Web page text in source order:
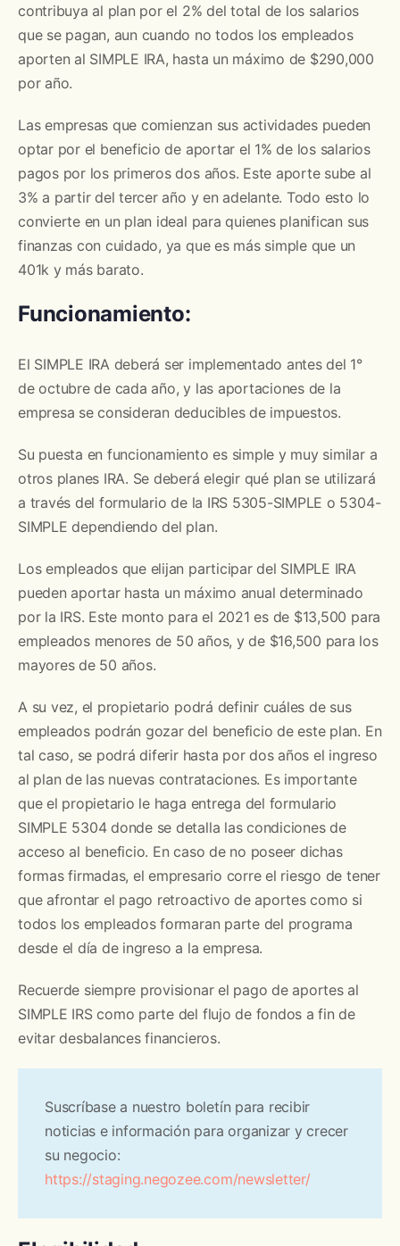
contribuya al plan por el 2% del total de los salarios
que se pagan, aun cuando no todos los empleados
aporten al SIMPLE IRA, hasta un máximo de $290,000
por año.
Las empresas que comienzan sus actividades pueden
optar por el beneficio de aportar el 1% de los salarios
pagos por los primeros dos años. Este aporte sube al
3% a partir del tercer año y en adelante. Todo esto lo
convierte en un plan ideal para quienes planifican sus
finanzas con cuidado, ya que es más simple que un
401k y más barato.
Funcionamiento:
El SIMPLE IRA deberá ser implementado antes del 1°
de octubre de cada año, y las aportaciones de la
empresa se consideran deducibles de impuestos.
Su puesta en funcionamiento es simple y muy similar a
otros planes IRA. Se deberá elegir qué plan se utilizará
a través del formulario de la IRS 5305-SIMPLE o 5304-
SIMPLE dependiendo del plan.
Los empleados que elijan participar del SIMPLE IRA
pueden aportar hasta un máximo anual determinado
por la IRS. Este monto para el 2021 es de $13,500 para
empleados menores de 50 años, y de $16,500 para los
mayores de 50 años.
A su vez, el propietario podrá definir cuáles de sus
empleados podrán gozar del beneficio de este plan. En
tal caso, se podrá diferir hasta por dos años el ingreso
al plan de las nuevas contrataciones. Es importante
que el propietario le haga entrega del formulario
SIMPLE 5304 donde se detalla las condiciones de
acceso al beneficio. En caso de no poseer dichas
formas firmadas, el empresario corre el riesgo de tener
que afrontar el pago retroactivo de aportes como si
todos los empleados formaran parte del programa
desde el día de ingreso a la empresa.
Recuerde siempre provisionar el pago de aportes al
SIMPLE IRS como parte del flujo de fondos a fin de
evitar desbalances financieros.
Suscríbase a nuestro boletín para recibir
noticias e información para organizar y crecer
su negocio:
https://staging.negozee.com/newsletter/